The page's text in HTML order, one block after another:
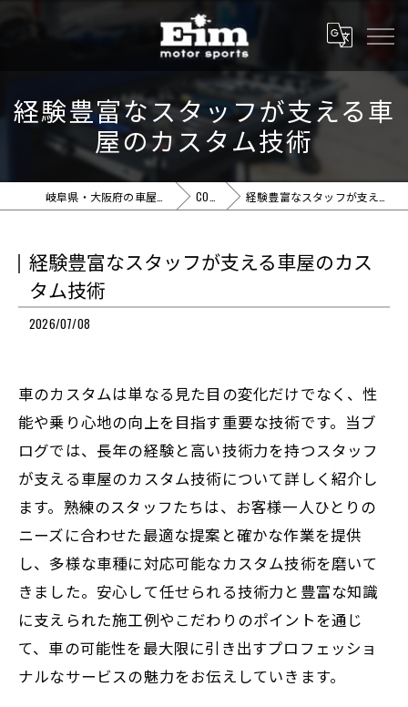
経験豊富なスタッフが支える車
屋のカスタム技術
COLUMN 経験豊富なスタッフが支える車屋のカスタム技術
経験豊富なスタッフが支える車屋のカス
タム技術
2026/07/08
車のカスタムは単なる見た目の変化だけでなく、性
能や乗り心地の向上を目指す重要な技術です。当ブ
ログでは、長年の経験と高い技術力を持つスタッフ
が支える車屋のカスタム技術について詳しく紹介し
ます。熟練のスタッフたちは、お客様一人ひとりの
ニーズに合わせた最適な提案と確かな作業を提供
し、多様な車種に対応可能なカスタム技術を磨いて
きました。安心して任せられる技術力と豊富な知識
に支えられた施工例やこだわりのポイントを通じ
て、車の可能性を最大限に引き出すプロフェッショ
ナルなサービスの魅力をお伝えしていきます。